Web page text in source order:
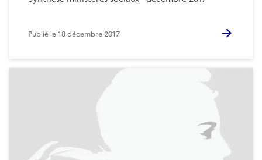
Publié le18 décembre 2017